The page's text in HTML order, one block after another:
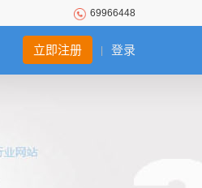
69966448
登录
立即注册